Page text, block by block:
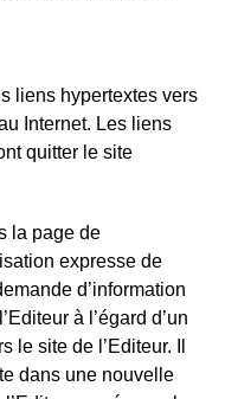
liens hypertextes vers
Internet. Les liens
quitter le site
la page de
expresse de
d’information
à l’égard d’un
site de l’Editeur. Il
dans une nouvelle